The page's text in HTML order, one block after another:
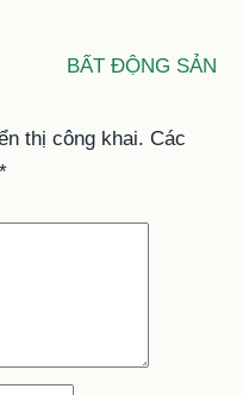
BẤT ĐỘNG SẢN
thị công khai. Các
*